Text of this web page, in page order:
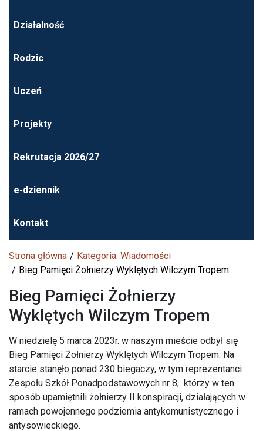
Działalność
Rodzic
Uczeń
Projekty
Rekrutacja 2026/27
e-dziennik
Kontakt
Strona główna
Kategoria: Wiadomości
Bieg Pamięci Żołnierzy Wyklętych Wilczym Tropem
Bieg Pamięci Żołnierzy
Wyklętych Wilczym Tropem
W niedzielę 5 marca 2023r. w naszym mieście odbył się
Bieg Pamięci Żołnierzy Wyklętych Wilczym Tropem. Na
starcie stanęło ponad 230 biegaczy, w tym reprezentanci
Zespołu Szkół Ponadpodstawowych nr 8, którzy w ten
sposób upamiętnili żołnierzy II konspiracji, działających w
ramach powojennego podziemia antykomunistycznego i
antysowieckiego.